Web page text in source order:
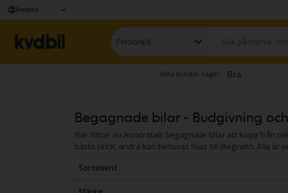
Svenska
Personbil
Begagnade bilar - Budgivning
Här hittar du hundratals begagnade bilar att köpa från
bästa skick, andra kan behövas fixas till litegrann. Alla
Sortiment